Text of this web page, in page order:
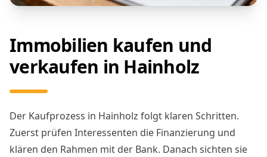
Immobilien kaufen und
verkaufen in Hainholz
Der Kaufprozess in Hainholz folgt klaren Schritten.
Zuerst prüfen Interessenten die Finanzierung und
klären den Rahmen mit der Bank. Danach sichten sie